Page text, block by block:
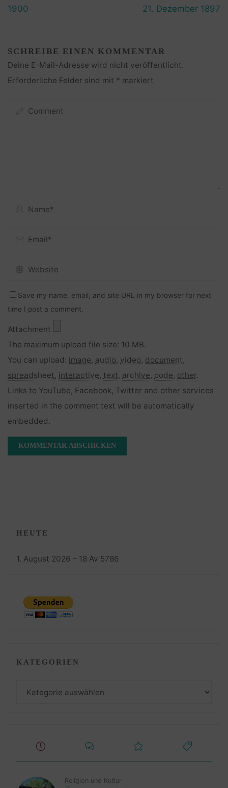
1900
21. Dezember 1897
SCHREIBE EINEN KOMMENTAR
Deine E-Mail-Adresse wird nicht veröffentlicht.
Erforderliche Felder sind mit * markiert
Save my name, email, and site URL in my browser for next
time I post a comment.
Attachment
The maximum upload file size: 10 MB.
You can upload: image, audio, video, document,
spreadsheet, interactive, text, archive, code, other.
Links to YouTube, Facebook, Twitter and other services
inserted in the comment text will be automatically
embedded.
HEUTE
1. August 2026 – 18 Av 5786
KATEGORIEN
Religion und Kultur